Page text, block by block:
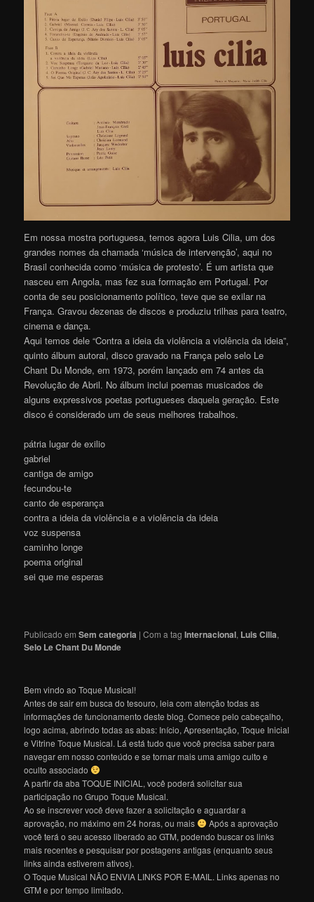
Em nossa mostra portuguesa, temos agora Luis Cilia, um dos
grandes nomes da chamada ‘música de intervenção’, aqui no
Brasil conhecida como ‘música de protesto’. É um artista que
nasceu em Angola, mas fez sua formação em Portugal. Por
conta de seu posicionamento político, teve que se exilar na
França. Gravou dezenas de discos e produziu trilhas para teatro,
cinema e dança.
Aqui temos dele “Contra a ideia da violência a violência da ideia”,
quinto álbum autoral, disco gravado na França pelo selo Le
Chant Du Monde, em 1973, porém lançado em 74 antes da
Revolução de Abril. No álbum inclui poemas musicados de
alguns expressivos poetas portugueses daquela geração. Este
disco é considerado um de seus melhores trabalhos.
pátria lugar de exilio
gabriel
cantiga de amigo
fecundou-te
canto de esperança
contra a ideia da violência e a violência da ideia
voz suspensa
caminho longe
poema original
sei que me esperas
Publicado em Sem categoria |Com a tagInternacional, Luis Cilia,
Selo Le Chant Du Monde
Bem vindo ao Toque Musical!
Antes de sair em busca do tesouro, leia com atenção todas as
informações de funcionamento deste blog. Comece pelo cabeçalho,
logo acima, abrindo todas as abas: Início, Apresentação, Toque Inicial
e Vitrine Toque Musical. Lá está tudo que você precisa saber para
navegar em nosso conteúdo e se tornar mais uma amigo culto e
oculto associado
A partir da aba TOQUE INICIAL, você poderá solicitar sua
participação no Grupo Toque Musical.
Ao se inscrever você deve fazer a solicitação e aguardar a
aprovação, no máximo em 24 horas, ou mais
Após a aprovação
você terá o seu acesso liberado ao GTM, podendo buscar os links
mais recentes e pesquisar por postagens antigas (enquanto seus
links ainda estiverem ativos).
O Toque Musical NÃO ENVIA LINKS POR E-MAIL. Links apenas no
GTM e por tempo limitado.